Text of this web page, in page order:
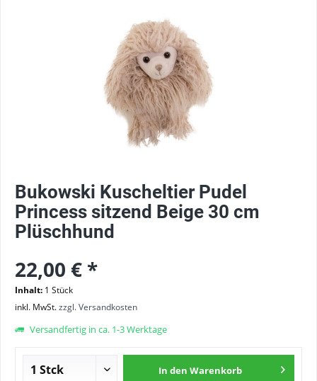
Bukowski Kuscheltier Pudel
Princess sitzend Beige 30 cm
Plüschhund
22,00 € *
Inhalt: 1 Stück
inkl. MwSt.zzgl. Versandkosten
Versandfertig in ca. 1-3 Werktage
In den Warenkorb